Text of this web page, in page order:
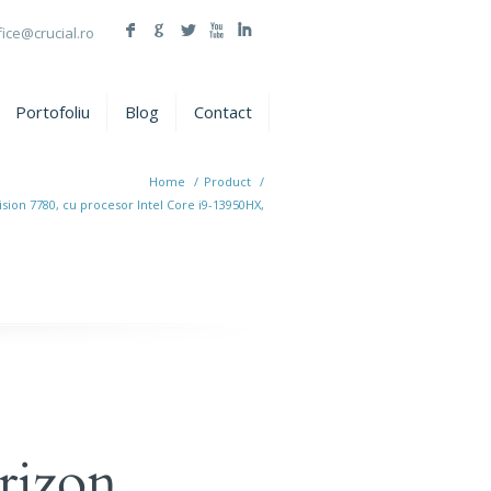
F G L X I
Portofoliu Blog Contact
Home / Product /
7780, cu procesor Intel Core i9-13950HX,